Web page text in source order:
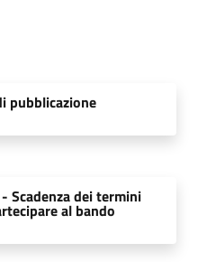
pubblicazione
Scadenza dei termini
al bando